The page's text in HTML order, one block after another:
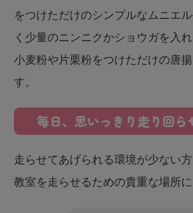
をつけただけのシンプルなムニエ
く少量のニンニクかショウガを入
小麦粉や片栗粉をつけただけの唐
す。
毎日、思いっきり走り回ら
走らせてあげられる環境が少ない
教室を走らせるための貴重な場所に